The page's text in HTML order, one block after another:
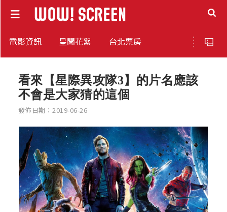
電影資訊 星聞花絮 台北票房
看來【星際異攻隊3】的片名應該
不會是大家猜的這個
發佈日期：2019-06-26